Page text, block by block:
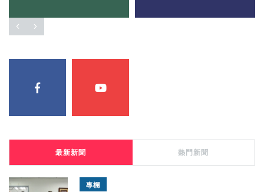
最新新聞 熱門新聞
專欄